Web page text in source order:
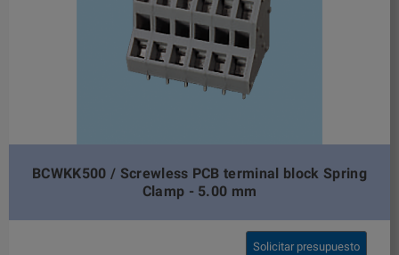
BCWKK500 / Screwless PCB terminal block Spring
Clamp - 5.00 mm
Solicitar presupuesto